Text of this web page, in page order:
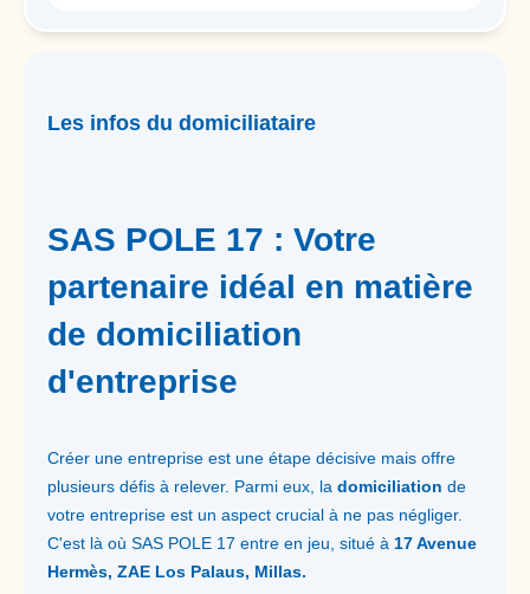
Les infos du domiciliataire
SAS POLE 17 : Votre
partenaire idéal en matière
de domiciliation
d'entreprise
Créer une entreprise est une étape décisive mais offre
plusieurs défis à relever. Parmi eux, la domiciliation de
votre entreprise est un aspect crucial à ne pas négliger.
C'est là où SAS POLE 17 entre en jeu, situé à 17 Avenue
Hermès, ZAE Los Palaus, Millas.